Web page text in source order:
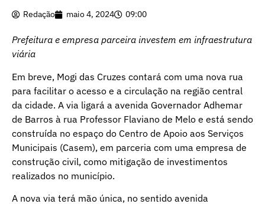
Redação maio 4, 2024 09:00
Prefeitura e empresa parceira investem em infraestrutura
viária
Em breve, Mogi das Cruzes contará com uma nova rua
para facilitar o acesso e a circulação na região central
da cidade. A via ligará a avenida Governador Adhemar
de Barros à rua Professor Flaviano de Melo e está sendo
construída no espaço do Centro de Apoio aos Serviços
Municipais (Casem), em parceria com uma empresa de
construção civil, como mitigação de investimentos
realizados no município.
A nova via terá mão única, no sentido avenida